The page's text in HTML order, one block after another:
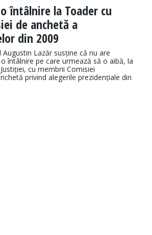
întâlnire la Toader cu
de anchetă a
din 2009
Lazăr susține că nu are
întâlnire pe care urmează să o aibă, la
cu membrii Comisiei
privind alegerile prezidențiale din